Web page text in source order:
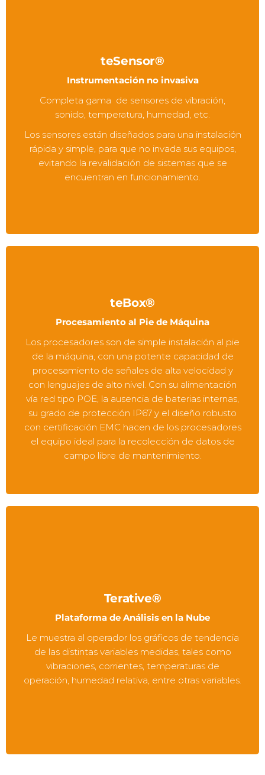
teSensor®
Instrumentación no invasiva
Completa gama de sensores de vibración,
sonido, temperatura, humedad, etc.
Los sensores están diseñados para una instalación
rápida y simple, para que no invada sus equipos,
evitando la revalidación de sistemas que se
encuentran en funcionamiento.
teBox®
Procesamiento al Pie de Máquina
Los procesadores son de simple instalación al pie
de la máquina, con una potente capacidad de
procesamiento de señales de alta velocidad y
con lenguajes de alto nivel. Con su alimentación
vía red tipo POE, la ausencia de baterias internas,
su grado de protección IP67 y el diseño robusto
con certificación EMC hacen de los procesadores
el equipo ideal para la recolección de datos de
campo libre de mantenimiento.
Terative®
Plataforma de Análisis en la Nube
Le muestra al operador los gráficos de tendencia
de las distintas variables medidas, tales como
vibraciones, corrientes, temperaturas de
operación, humedad relativa, entre otras variables.